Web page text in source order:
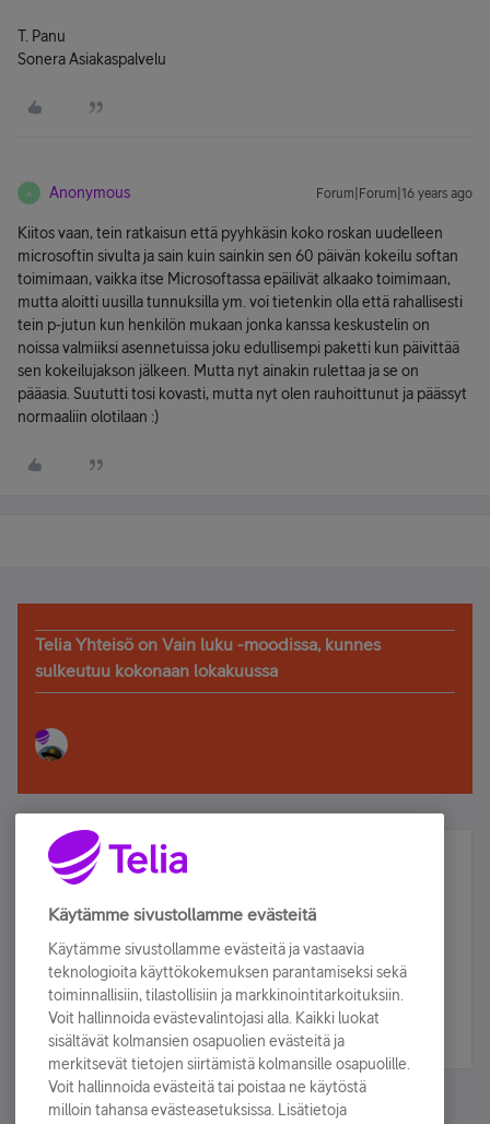
T. Panu
Sonera Asiakaspalvelu
A Anonymous Forum|Forum|16 years ago
Kiitos vaan, tein ratkaisun että pyyhkäsin koko roskan uudelleen
microsoftin sivulta ja sain kuin sainkin sen 60 päivän kokeilu softan
toimimaan, vaikka itse Microsoftassa epäilivät alkaako toimimaan,
mutta aloitti uusilla tunnuksilla ym. voi tietenkin olla että rahallisesti
tein p-jutun kun henkilön mukaan jonka kanssa keskustelin on
noissa valmiiksi asennetuissa joku edullisempi paketti kun päivittää
sen kokeilujakson jälkeen. Mutta nyt ainakin rulettaa ja se on
pääasia. Suututti tosi kovasti, mutta nyt olen rauhoittunut ja päässyt
normaaliin olotilaan :)
Telia Yhteisö on Vain luku -moodissa, kunnes
sulkeutuu kokonaan lokakuussa
Älä jää paitsi – osallistu ja voita!
Tilaa Telian uutiskirje ja olet mukana arvonnassa.
sähköpostiisi.
Tilaa nyt
Käytämme sivustollamme evästeitä
Käytämme sivustollamme evästeitä ja vastaavia
teknologioita käyttökokemuksen parantamiseksi sekä
toiminnallisiin, tilastollisiin ja markkinointitarkoituksiin.
Voit hallinnoida evästevalintojasi alla. Kaikki luokat
sisältävät kolmansien osapuolien evästeitä ja
merkitsevät tietojen siirtämistä kolmansille osapuolille.
Voit hallinnoida evästeitä tai poistaa ne käytöstä
milloin tahansa evästeasetuksissa. Lisätietoja